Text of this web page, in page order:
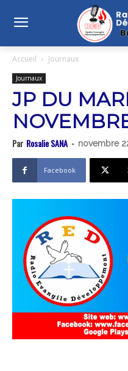
Accueil Journaux
Journaux
JP DU
Par Rosalie SANA - novembre
Facebook